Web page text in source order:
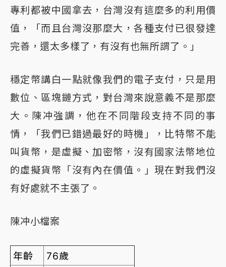
專利都被中國拿去，台灣沒有這麼多的利用價
值，「而且台灣沒那麼大，各種支付已很發達
完善，還太多樣了，有沒有也無所謂了。」
穩定幣講白一點就像我們的電子支付，只是用
數位、區塊鏈方式，對台灣來說意義不是那麼
大。陳冲強調，他在不同階段支持不同的事
情，「我們已錯過最好的時機」，比特幣不能
叫貨幣，是虛擬、加密幣，沒有國家法幣地位
的虛擬貨幣「沒有內在價值。」現在對我們沒
有好處就不主張了。
陳冲小檔案
年齡 76歲